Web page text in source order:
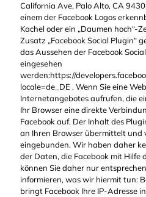
California Ave, Palo Alto, CA
einem der Facebook Logos
Kachel oder ein „Daumen hoch“-
Zusatz „Facebook Social Plugin“
das Aussehen der Facebook
eingesehen
werden:https://
locale=de_DE . Wenn Sie eine
Internetangebotes aufrufen, die
Ihr Browser eine direkte
Facebook auf. Der Inhalt des
an Ihren Browser übermittelt und
eingebunden. Wir haben daher
der Daten, die Facebook mit Hilfe
können Sie daher nur
informieren, was wir hiermit tun:
bringt Facebook Ihre IP-Adresse